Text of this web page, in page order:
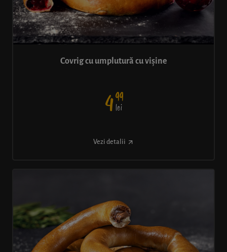
Covrig cu umplutură cu vișine
499
lei
Vezi detalii